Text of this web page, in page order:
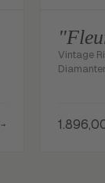
→
Vintage